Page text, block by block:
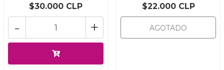
$30.000 CLP
+
-
$22.000 CLP
AGOTADO